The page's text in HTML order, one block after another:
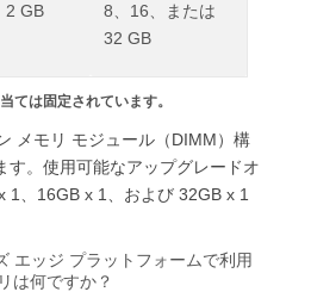
2 GB 8、 16、または
32 GB
ては固定されています。
メモリ モジュール（ DIMM ）構
す。使用可能なアップグレードオ
1 、 16GB x 1 、および 32GB x 1
エッジ プラットフォームで利用
は何ですか？